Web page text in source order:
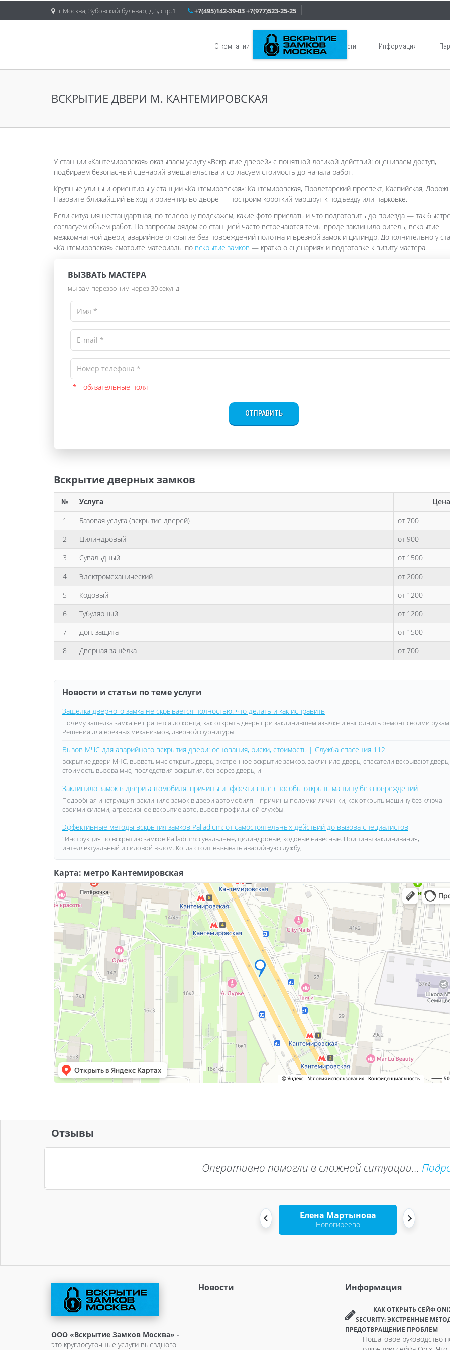
г.Москва, Зубовский бульвар, д.5, стр.1 +7(495)142-39-03+7(977)523-25-25
О компании Услуги Новости Информация
ВСКРЫТИЕ ДВЕРИ М. КАНТЕМИРОВСКАЯ
У станции «Кантемировская» оказываем услугу «Вскрытие дверей» с понятной логикой действий: оцениваем доступ,
подбираем безопасный сценарий вмешательства и согласуем стоимость до начала работ.
Крупные улицы и ориентиры у станции «Кантемировская»: Кантемировская, Пролетарский проспект, Каспийская,
Назовите ближайший выход и ориентир во дворе — построим короткий маршрут к подъезду или парковке.
Если ситуация нестандартная, по телефону подскажем, какие фото прислать и что подготовить до приезда — так
согласуем объём работ. По запросам рядом со станцией часто встречаются темы вроде заклинило ригель, вскрытие
межкомнатной двери, аварийное открытие без повреждений полотна и врезной замок и цилиндр. Дополнительно у
«Кантемировская» смотрите материалы по вскрытие замков — кратко о сценариях и подготовке к визиту мастера.
ВЫЗВАТЬ МАСТЕРА
мы вам перезвоним через 30 секунд
* - обязательные поля
ОТПРАВИТЬ
Вскрытие дверных замков
№ Услуга
1
Базовая услуга (вскрытие дверей)
от 700
2
Цилиндровый
от 900
3
Сувальдный
от 1500
4
Электромеханический
от 2000
5
Кодовый
от 1200
6
Тубулярный
от 1200
7
Доп. защита
от 1500
8
Дверная защёлка от 700
Новости и статьи по теме услуги
Защелка дверного замка не скрывается полностью: что делать и как исправить
Почему защелка замка не прячется до конца, как открыть дверь при заклинившем язычке и выполнить ремонт своими
Решения для врезных механизмов, дверной фурнитуры.
Вызов МЧС для аварийного вскрытия двери: основания, риски, стоимость | Служба спасения 112
вскрытие двери МЧС, вызвать мчс открыть дверь, экстренное вскрытие замков, заклинило дверь, спасатели вскрывают дверь,
стоимость вызова мчс, последствия вскрытия, бензорез дверь, и
Заклинило замок в двери автомобиля: причины и эффективные способы открыть машину без повреждений
Подробная инструкция: заклинило замок в двери автомобиля – причины поломки личинки, как открыть машину без ключа
своими силами, агрессивное вскрытие авто, вызов профильной службы.
Эффективные методы вскрытия замков Palladium: от самостоятельных действий до вызова специалистов
"Инструкция по вскрытию замков Palladium: сувальдные, цилиндровые, кодовые навесные. Причины заклинивания,
интеллектуальный и силовой взлом. Когда стоит вызывать аварийную службу,
Карта: метро Кантемировская
Отзывы
Оперативно помогли в сложной ситуации...
Елена Мартынова
Новогиреево
ООО «Вскрытие Замков Москва» -
это круглосуточные услуги выездного
Новости Информация
КАК ОТКРЫТЬ СЕЙФ
SECURITY: ЭКСТРЕННЫЕ
ПРЕДОТВРАЩЕНИЕ ПРОБЛЕМ
Пошаговое руководство